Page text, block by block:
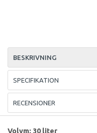
BESKRIVNING
SPECIFIKATION
RECENSIONER
Volym: 30 liter